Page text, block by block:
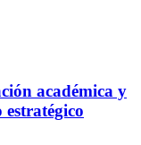
académica y